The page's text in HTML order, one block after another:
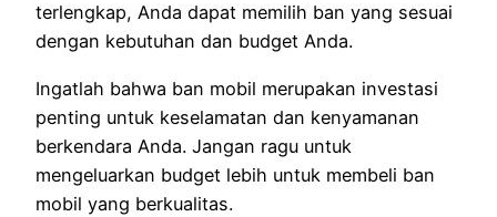
terlengkap, Anda dapat memilih ban yang sesuai
dengan kebutuhan dan budget Anda.
Ingatlah bahwa ban mobil merupakan investasi
penting untuk keselamatan dan kenyamanan
berkendara Anda. Jangan ragu untuk
mengeluarkan budget lebih untuk membeli ban
mobil yang berkualitas.